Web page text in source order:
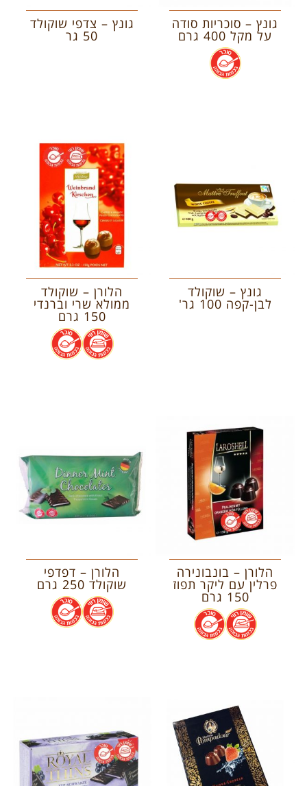
גונץ – סוכריות סודה
על מקל 400 גרם
.
גונץ – צדפי שוקולד
50 גר
גונץ – שוקולד
לבן-קפה 100 גר'
הלורן – שוקולד
ממולא שרי וברנדי
150 גרם
.
.
הלורן – בונבונירה
פרלין עם ליקר תפוז
150 גרם
.
.
הלורן – דפדפי
שוקולד 250 גרם
.
.